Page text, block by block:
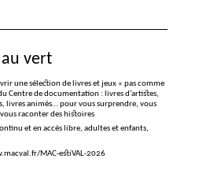
au vert
une sélection de livres et jeux « pas comme
Centre de documentation : livres d’artistes,
livres animés… pour vous surprendre, vous
raconter des histoires
et en accès libre, adultes et enfants,
MAC-estiVAL-2026